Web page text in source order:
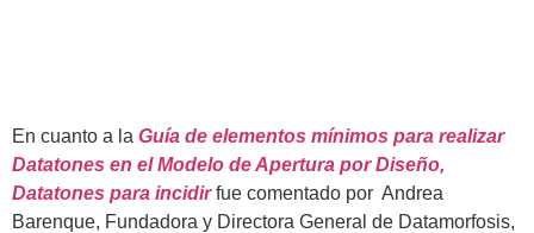
En cuanto a la Guía de elementos mínimos para realizar
Datatones en el Modelo de Apertura por Diseño,
Datatones para incidirfue comentado por Andrea
Barenque, Fundadora y Directora General de Datamorfosis,